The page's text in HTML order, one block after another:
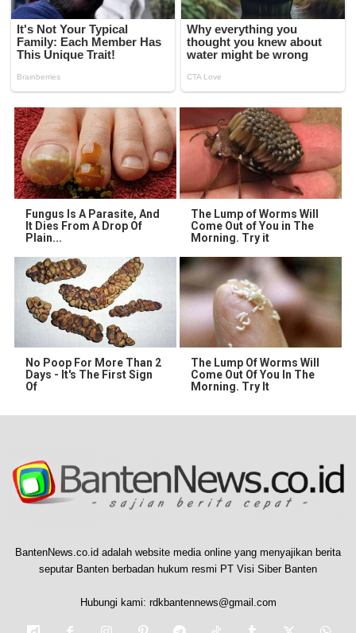
Fungus Is A Parasite, And
It Dies From A Drop Of
Plain...
The Lump of Worms Will
Come Out of You in The
Morning. Try it
No Poop For More Than 2
Days - It's The First Sign
Of
The Lump Of Worms Will
Come Out Of You In The
Morning. Try It
BantenNews.co.id adalah website media online yang menyajikan berita
seputar Banten berbadan hukum resmi PT Visi Siber Banten
Hubungi kami: rdkbantennews@gmail.com